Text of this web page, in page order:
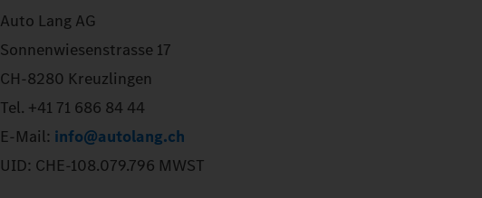
Auto Lang AG
Sonnenwiesenstrasse 17
CH-8280 Kreuzlingen
Tel. +41 71 686 84 44
E-Mail: info@autolang.ch
UID: CHE-108.079.796 MWST